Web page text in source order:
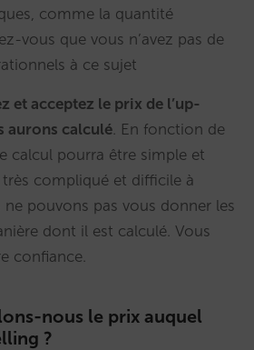
comme la quantité
vous que vous n’avez pas de
à ce sujet
et acceptez le prix de l’up-
aurons calculé . En fonction de
calcul pourra être simple et
compliqué et difficile à
ne pouvons pas vous donner les
dont il est calculé. Vous
confiance.
nous le prix auquel
?